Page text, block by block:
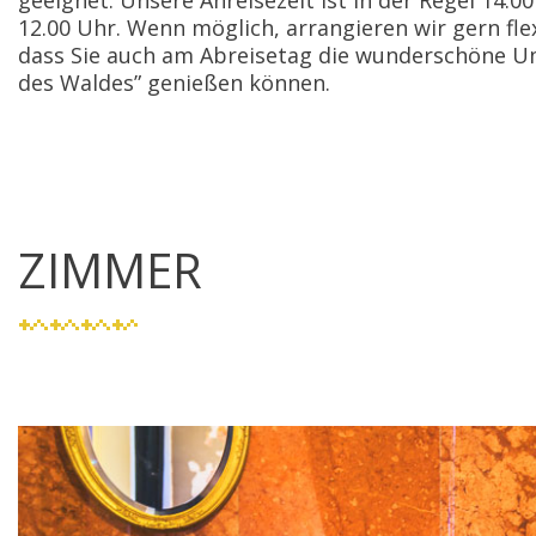
12.00 Uhr. Wenn möglich, arrangieren wir gern
dass Sie auch am Abreisetag die wunderschöne
des Waldes” genießen können.
ZIMMER